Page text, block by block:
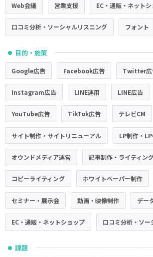
Web会議 営業支援 EC・通販・ネット
口コミ分析・ソーシャルリスニング フォント
● 目的・施策
Google広告 Facebook広告 Twitter広
Instagram広告 LINE運用 LINE広告
YouTube広告 TikTok広告 テレビCM
サイト制作・サイトリニューアル LP制作・
オウンドメディア運営 記事制作・ライティン
コピーライティング ホワイトペーパー制作
セミナー・展示会 動画・映像制作 デー
EC・通販・ネットショップ 口コミ分析・ソ
● 課題